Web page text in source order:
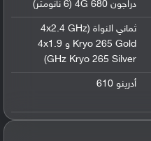
دراجون 680 4G (6 نانومتر)
ثماني النواة (4x2.4 GHz
Kryo 265 Gold و 4x1.9
GHz Kryo 265 Silver)
أدرينو 610